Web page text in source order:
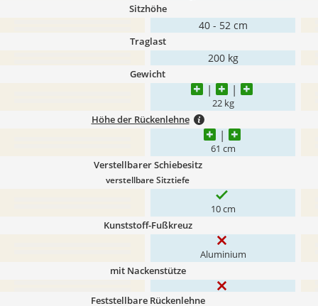
Sitzhöhe
40 - 52 cm
Traglast
200 kg
Gewicht
22 kg
Höhe der Rückenlehne
61 cm
Verstellbarer Schiebesitz
verstellbare Sitztiefe
10 cm
Kunststoff-Fußkreuz
Aluminium
mit Nackenstütze
Feststellbare Rückenlehne